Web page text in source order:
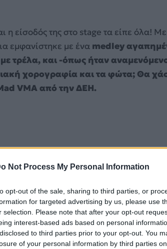
Not Process My Personal Information
opt-out of the sale, sharing to third parties, or
for targeted advertising by us, please use
selection. Please note that after your opt-out
interest-based ads based on personal
to third parties prior to your opt-out. You
of your personal information by third parties
η είσοδός της στο stage τα είπε όλα! Με
εμφανίστηκε με ένα medley
τρέλα, και -όπως ήταν
χορογραφία και τα φώτα; Θα
VMA από την ΔΕΗ.